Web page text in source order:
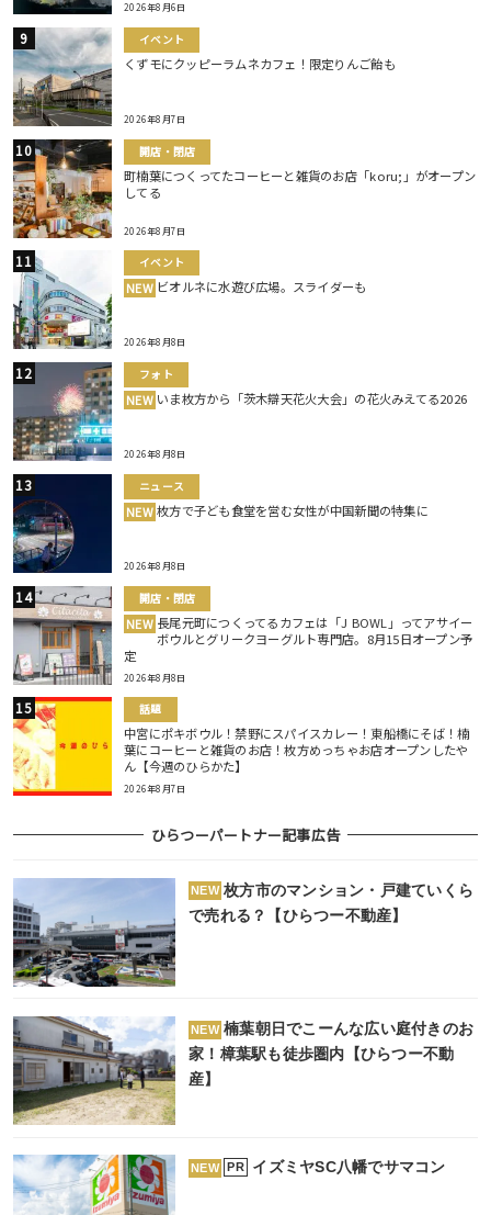
2026年8月6日
イベント
くずモにクッピーラムネカフェ！限定りんご飴も
2026年8月7日
開店・閉店
町楠葉につくってたコーヒーと雑貨のお店「koru;」がオープン
してる
2026年8月7日
イベント
NEW ビオルネに水遊び広場。スライダーも
2026年8月8日
フォト
NEW いま枚方から「茨木辯天花火大会」の花火みえてる2026
2026年8月8日
ニュース
NEW 枚方で子ども食堂を営む女性が中国新聞の特集に
2026年8月8日
開店・閉店
NEW 長尾元町につくってるカフェは「J BOWL」ってアサイー
ボウルとグリークヨーグルト専門店。8月15日オープン予
定
2026年8月8日
話題
中宮にポキボウル！禁野にスパイスカレー！東船橋にそば！楠
葉にコーヒーと雑貨のお店！枚方めっちゃお店オープンしたや
ん【今週のひらかた】
2026年8月7日
ひらつーパートナー記事広告
NEW 枚方市のマンション・戸建ていくら
で売れる？【ひらつー不動産】
NEW 楠葉朝日でこーんな広い庭付きのお
家！樟葉駅も徒歩圏内【ひらつー不動
産】
NEW PR イズミヤSC八幡でサマコン